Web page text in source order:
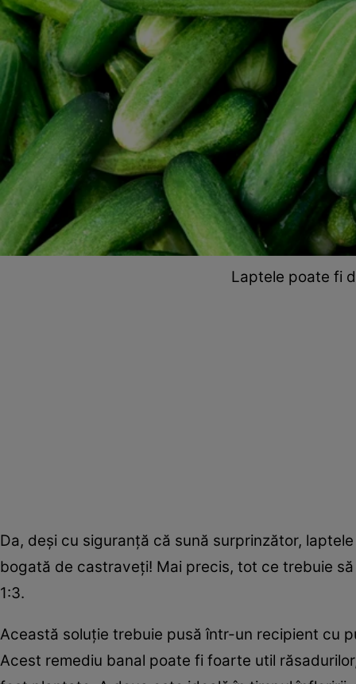
Laptele poate fi
Da, deși cu siguranță că sună surprinzător,
bogată de castraveți! Mai precis, tot ce trebuie
1:3.
Această soluție trebuie pusă într-un recipient cu
Acest remediu banal poate fi foarte util